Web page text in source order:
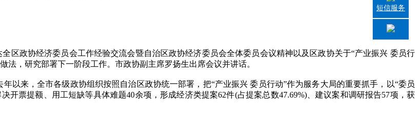
政协经济委员会工作经验交流会暨自治区政协经济委员会全体委员会议精神以及区政协关于“产业振兴 委员行
法，研究部署下一阶段工作。市政协副主席罗扬生出席会议并讲话。
来，全市各级政协组织按照自治区政协统一部署，把“产业振兴 委员行动”作为服务大局的重要抓手，以“委员
开票提额、用工短缺等具体难题40余项，形成经济类提案62件(占提案总数47.69%)、建议案和调研报告57项，获
短信服务